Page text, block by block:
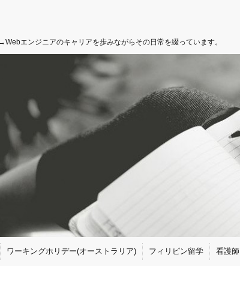
エンジニアのキャリアを歩みながらその日常を綴っています。
ワーキングホリデー(オーストラリア) フィリピン留学 看護師